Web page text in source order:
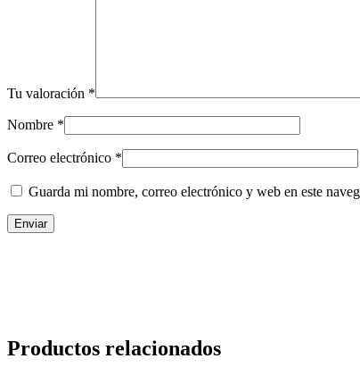
Tu valoración *
Nombre *
Correo electrónico *
Guarda mi nombre, correo electrónico y web en este
Productos relacionados